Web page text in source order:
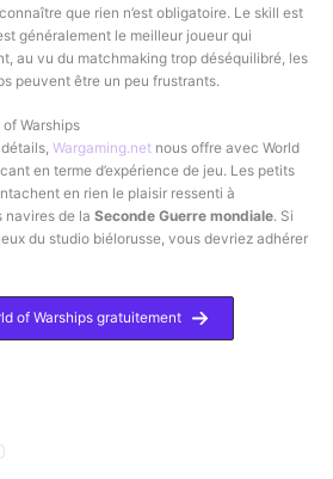
que rien n’est obligatoire. Le skill est
généralement le meilleur joueur qui
au vu du matchmaking trop déséquilibré, les
peuvent être un peu frustrants.
Warships
Wargaming.net nous offre avec World
en terme d’expérience de jeu. Les petits
en rien le plaisir ressenti à
navires de la Seconde Guerre mondiale. Si
du studio biélorusse, vous devriez adhérer
of Warships gratuitement